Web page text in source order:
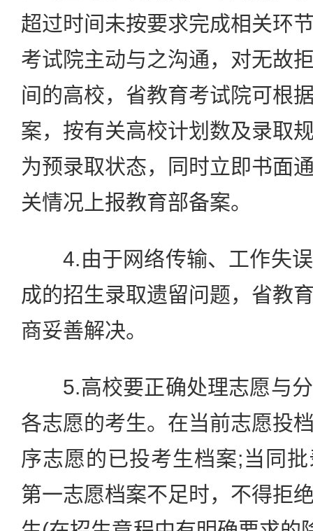
超过时间未按要求完成相关环
考试院主动与之沟通，对无故
间的高校，省教育考试院可根
案，按有关高校计划数及录取
为预录取状态，同时立即书面
关情况上报教育部备案。
4.由于网络传输、工作失误
成的招生录取遗留问题，省教
商妥善解决。
5.高校要正确处理志愿与分
各志愿的考生。在当前志愿投
序志愿的已投考生档案;当同
第一志愿档案不足时，不得拒